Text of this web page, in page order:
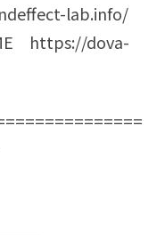
lab.info/​​​​​​​​​​
https://dova-